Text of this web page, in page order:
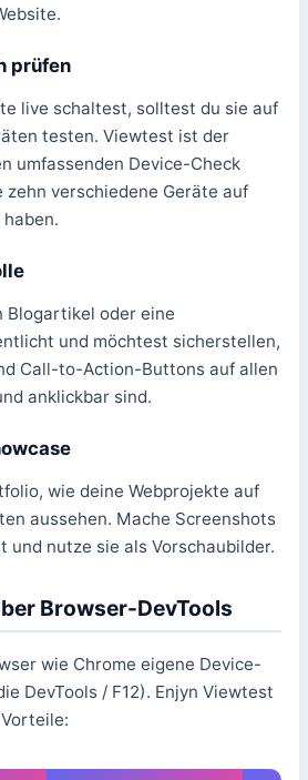
prüfen
live schaltest, solltest du sie auf
testen. Viewtest ist der
umfassenden Device-Check
zehn verschiedene Geräte auf
Blogartikel oder eine
und möchtest sicherstellen,
Call-to-Action-Buttons auf allen
anklickbar sind.
wie deine Webprojekte auf
aussehen. Mache Screenshots
und nutze sie als Vorschaubilder.
Browser-DevTools
wie Chrome eigene Device-
DevTools / F12). Enjyn Viewtest